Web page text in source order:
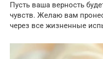
Пусть ваша верность
чувств. Желаю вам
через все жизненные